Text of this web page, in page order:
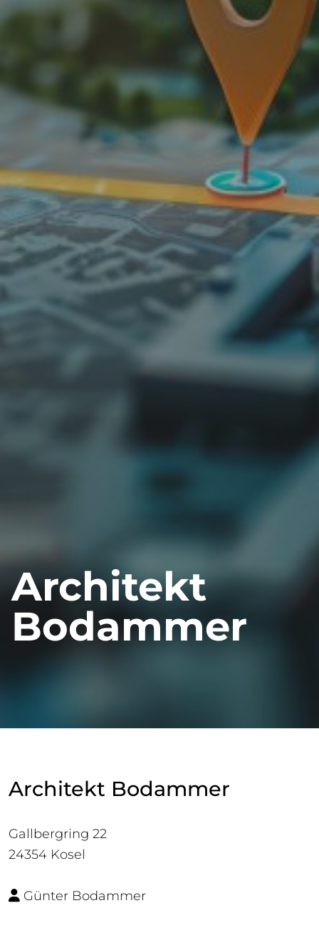
Architekt
Bodammer
Architekt Bodammer
Gallbergring 22
24354 Kosel
Günter Bodammer